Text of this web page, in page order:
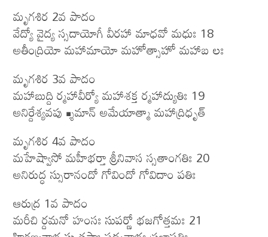
మృగశిర 2వ పాదం
వేద్యో వైద్య స్సదాయోగీ వీరహా మాధవో మధుః 18
అతీంద్రియో మహామాయో మహోత్సాహో మహాబ లః
మృగశిర 3వ పాదం
మహాబుద్ది ర్మహావీర్యో మహాశక్త ర్మహాద్యుతిః 19
అనిర్దేశ్యవపు శ్శ్రీమాన్ అమేయాత్మా మహాద్రిధృత్
మృగశిర 4వ పాదం
మహేష్వాసో మహీభర్తా శ్రీనివాస స్సతాంగతిః 20
అనిరుద్ధ స్సురానందో గోవిందో గోవిదాం పతిః
ఆరుద్ర 1వ పాదం
మరీచి ర్దమనో హంసః సుపర్ణో భజగోత్తమః 21